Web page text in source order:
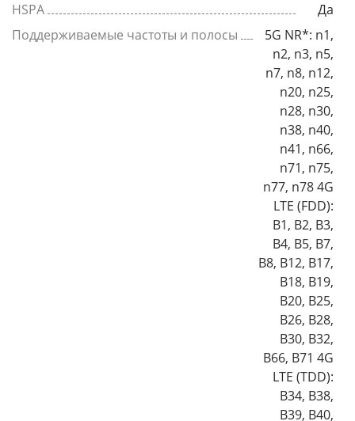
HSPA
Да
Поддерживаемые частоты и полосы
5G NR*: n1,
n2, n3, n5,
n7, n8, n12,
n20, n25,
n28, n30,
n38, n40,
n41, n66,
n71, n75,
n77, n78 4G
LTE (FDD):
B1, B2, B3,
B4, B5, B7,
B8, B12, B17,
B18, B19,
B20, B25,
B26, B28,
B30, B32,
B66, B71 4G
LTE (TDD):
B34, B38,
B39, B40,